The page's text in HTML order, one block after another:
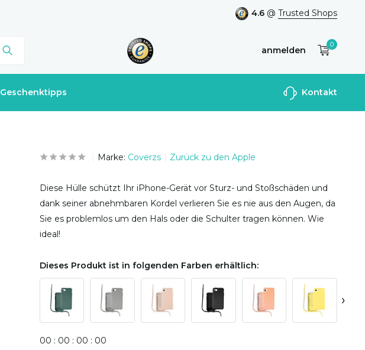
4.6 @ Trusted Shops
anmelden
Benutzerkonto
0
Geschenktipps Kontakt
Marke: Coverzs Zurück zu den Apple
Diese Hülle schützt Ihr iPhone-Gerät vor Sturz- und Stoßschäden und
dank seiner abnehmbaren Kordel verlieren Sie es nie aus den Augen, da
Sie es problemlos um den Hals oder die Schulter tragen können. Wie
ideal!
Dieses Produkt ist in folgenden Farben erhältlich:
›
00 : 00 : 00 : 00